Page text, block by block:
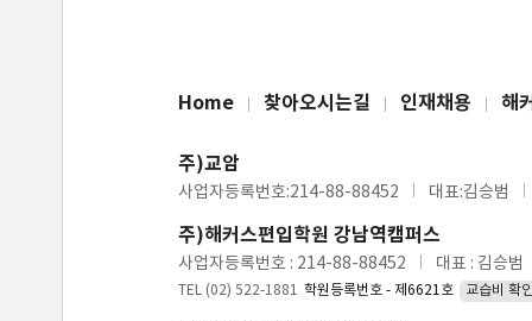
Home 찾아오시는길 인재채용 해
주)교암
사업자등록번호:214-88-88452 대표:김승범
주)해커스편입학원 강남역캠퍼스
사업자등록번호 : 214-88-88452 대표 : 김승범
TEL (02) 522-1881 학원등록번호 - 제6621호 교습비 확